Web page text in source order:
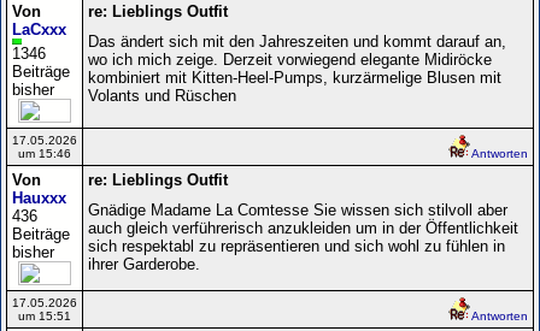
Von
LaCxxx
1346
Beiträge
bisher
re: Lieblings Outfit
Das ändert sich mit den Jahreszeiten und kommt darauf an,
wo ich mich zeige. Derzeit vorwiegend elegante Midiröcke
kombiniert mit Kitten-Heel-Pumps, kurzärmelige Blusen mit
Volants und Rüschen
17.05.2026
um 15:46
Antworten
Von
Hauxxx
436
Beiträge
bisher
re: Lieblings Outfit
Gnädige Madame La Comtesse Sie wissen sich stilvoll aber
auch gleich verführerisch anzukleiden um in der Öffentlichkeit
sich respektabl zu repräsentieren und sich wohl zu fühlen in
ihrer Garderobe.
17.05.2026
um 15:51
Antworten